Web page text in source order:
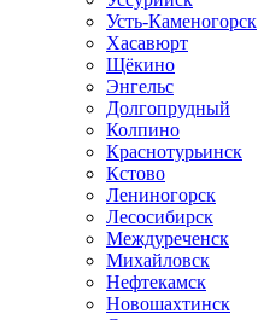
Усть-Каменогорск
Хасавюрт
Щёкино
Энгельс
Долгопрудный
Колпино
Краснотурьинск
Кстово
Лениногорск
Лесосибирск
Междуреченск
Михайловск
Нефтекамск
Новошахтинск